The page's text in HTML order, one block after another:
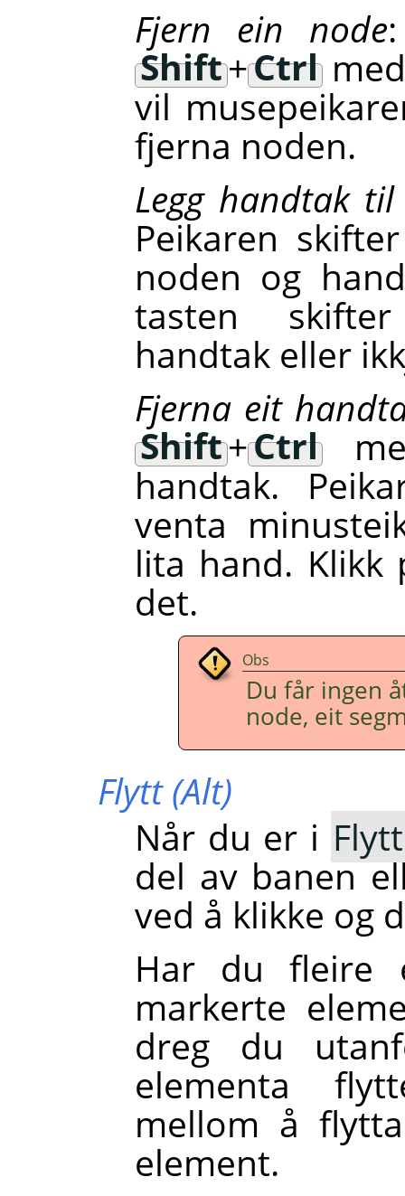
Fjern ein node
Shift+Ctrl
vil
fjerna noden.
Legg handtak
Peikaren
noden og
tasten
handtak eller
Fjerna eit
Shift+Ctrl
handtak.
venta
lita hand.
det.
Obs
Du får ingen
node, eit
Flytt (Alt)
Når du er i
del av banen
ved å klikke og
Har du fleire
markerte
dreg du
elementa
mellom å
element.